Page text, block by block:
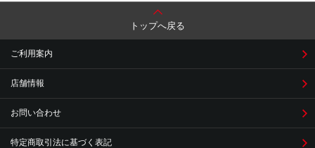
トップへ戻る
ご利用案内
店舗情報
お問い合わせ
特定商取引法に基づく表記